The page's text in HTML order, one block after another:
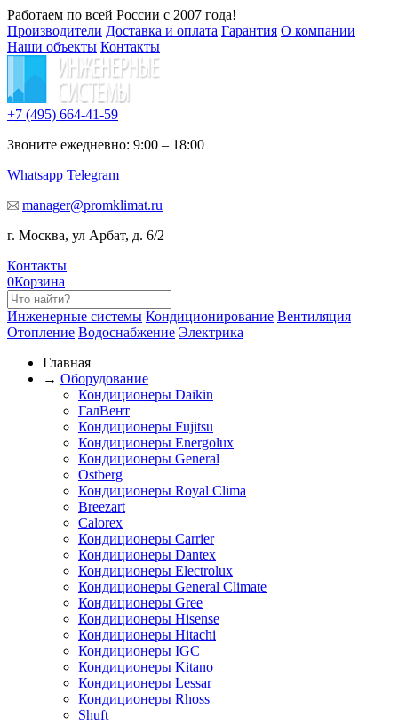
Работаем по всей России с 2007 года!
Производители Доставка и оплата Гарантия О компании
Наши объекты Контакты
+7 (495) 664-41-59
Звоните ежедневно: 9:00 – 18:00
Whatsapp Telegram
manager@promklimat.ru
г. Москва, ул Арбат, д. 6/2
Контакты
0Корзина
Инженерные системы Кондиционирование Вентиляция
Отопление Водоснабжение Электрика
Главная
→ Оборудование
Кондиционеры Daikin
ГалВент
Кондиционеры Fujitsu
Кондиционеры Energolux
Кондиционеры General
Ostberg
Кондиционеры Royal Clima
Breezart
Calorex
Кондиционеры Carrier
Кондиционеры Dantex
Кондиционеры Electrolux
Кондиционеры General Climate
Кондиционеры Gree
Кондиционеры Hisense
Кондиционеры Hitachi
Кондиционеры IGC
Кондиционеры Kitano
Кондиционеры Lessar
Кондиционеры Rhoss
Shuft